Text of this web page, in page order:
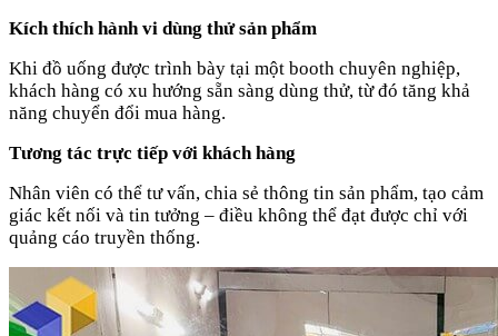
Kích thích hành vi dùng thử sản phẩm
Khi đồ uống được trình bày tại một booth chuyên nghiệp,
khách hàng có xu hướng sẵn sàng dùng thử, từ đó tăng khả
năng chuyển đổi mua hàng.
Tương tác trực tiếp với khách hàng
Nhân viên có thể tư vấn, chia sẻ thông tin sản phẩm, tạo cảm
giác kết nối và tin tưởng – điều không thể đạt được chỉ với
quảng cáo truyền thống.